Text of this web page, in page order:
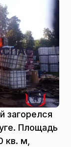
загорелся
Площадь
кв. м,